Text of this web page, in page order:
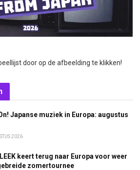
door op de afbeelding te klikken!
Japanse muziek in Europa: augustus
2026
keert terug naar Europa voor weer
zomertournee